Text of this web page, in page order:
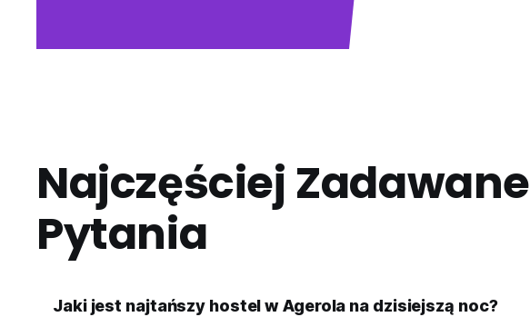
Najczęściej Zadawane
Pytania
Jaki jest najtańszy hostel w Agerola na dzisiejszą noc?